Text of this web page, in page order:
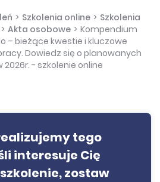
> Szkolenia online > Szkolenia
> Akta osobowe > Kompendium
– bieżące kwestie i kluczowe
Dowiedz się o planowanych
- szkolenie online
tego
interesuje Cię
zostaw